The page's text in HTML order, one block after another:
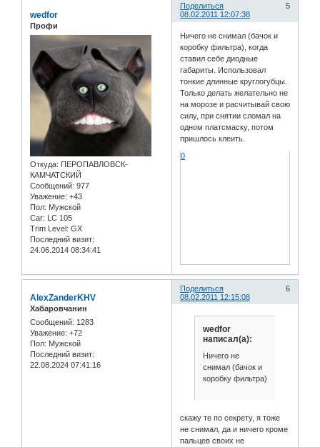
Поделиться
5
08.02.2011 12:07:38
wedfor
Профи
Откуда: ПЕРОПАВЛОВСК-
КАМЧАТСКИЙ
Сообщений: 977
Уважение: +43
Пол: Мужской
Car: LC 105
Trim Level: GX
Последний визит:
24.06.2014 08:34:41
Ничего не снимал (бачок и
коробку фильтра), когда
ставил себе диодные
габариты. Использовал
тонкие длинные круглогубцы.
Только делать желательно не
на морозе и расчитывай свою
силу, при снятии сломал на
одном платсмаску, потом
пришлось клеить.
0
Поделиться
6
08.02.2011 12:15:08
AlexZanderKHV
Хабаровчанин
Сообщений: 1283
Уважение: +72
Пол: Мужской
Последний визит:
22.08.2024 07:41:16
wedfor
написал(а):
Ничего не
снимал (бачок и
коробку фильтра)
скажу те по секрету, я тоже
не снимал, да и ничего кроме
пальцев своих не